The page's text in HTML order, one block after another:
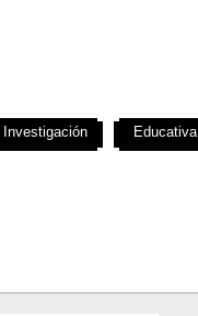
Investigación Educativa